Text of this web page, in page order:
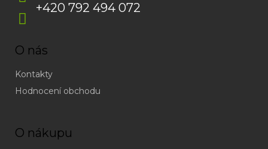
+420 792 494 072
O nás
Kontakty
Hodnocení obchodu
O nákupu